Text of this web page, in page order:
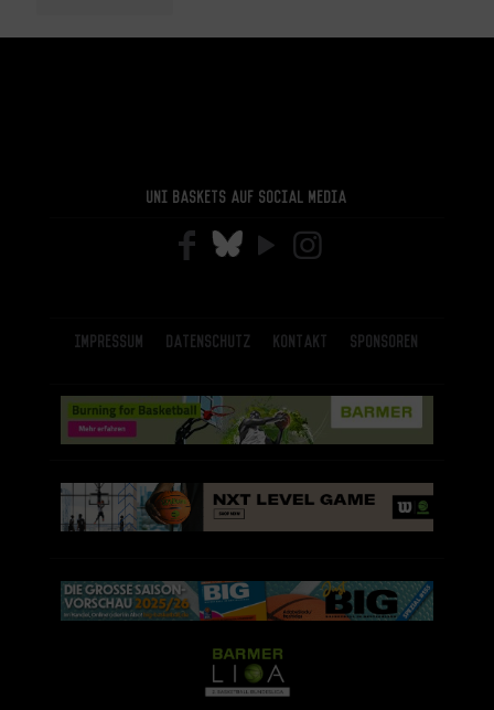
Uni Baskets auf Social Media
Impressum Datenschutz Kontakt Sponsoren